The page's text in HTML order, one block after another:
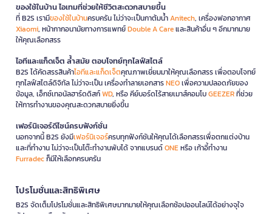
ของใช้ในบ้าน ไอเทมที่ช่วยให้ชีวิตสะดวกสบายขึ้น
ที่ B2S เรามีของใช้ในบ้านครบครัน ไม่ว่าจะเป็นกาต้มน้ำAnitech, เครื่องฟอกอากาศ
Xiaomi, หน้ากากอนามัยทางการแพทย์Double A Careและสินค้าอื่น ๆ อีกมากมาย
ให้คุณเลือกสรร
ไอทีและแก็ดเจ็ต ล้ำสมัย ตอบโจทย์ทุกไลฟ์สไตล์
B2S ได้คัดสรรสินค้าไอทีและแก็ดเจ็ตคุณภาพเยี่ยมมาให้คุณเลือกสรร เพื่อตอบโจทย์
ทุกไลฟ์สไตล์ดิจิทัล ไม่ว่าจะเป็น เครื่องทำลายเอกสารNEOเพื่อความปลอดภัยของ
ข้อมูล, เอ็กซ์เทอนัลฮาร์ดดิสก์WD, หรือ คีย์บอร์ดไร้สายเมาส์คอมโบGEEZERที่ช่วย
ให้การทำงานของคุณสะดวกสบายยิ่งขึ้น
เฟอร์นิเจอร์ดีไซน์ครบฟังก์ชั่น
นอกจากนี้ B2S ยังมีเฟอร์นิเจอร์ครบทุกฟังก์ชันให้คุณได้เลือกสรรเพื่อตกแต่งบ้าน
และที่ทำงาน ไม่ว่าจะเป็นโต๊ะทำงานพับได้ จากแบรนด์ONEหรือ เก้าอี้ทำงาน
Furradecก็มีให้เลือกครบครัน
โปรโมชั่นและสิทธิพิเศษ
B2S จัดเต็มโปรโมชั่นและสิทธิพิเศษมากมายให้คุณเลือกช้อปออนไลน์ได้อย่างจุใจ